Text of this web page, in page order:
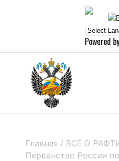
Powered by
Главная / ВСЕ О
Первенство России